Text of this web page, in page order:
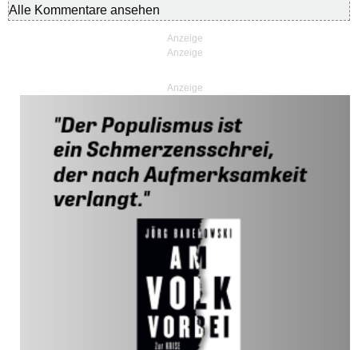
Alle Kommentare ansehen
Anzeige